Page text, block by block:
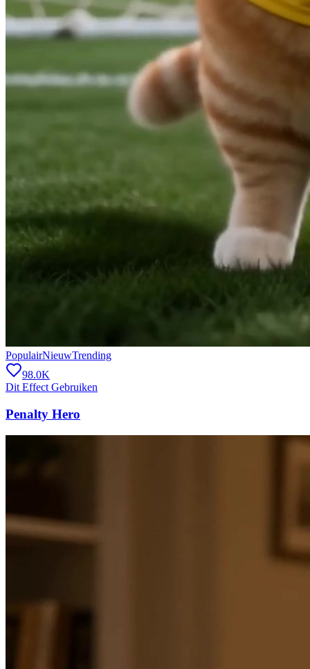
PopulairNieuwTrending
98.0K
Dit Effect Gebruiken
Penalty Hero